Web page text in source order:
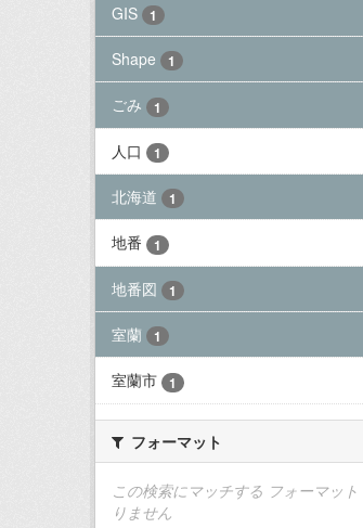
GIS
1
Shape 1
ごみ 1
人口 1
北海道 1
地番 1
地番図 1
室蘭 1
室蘭市 1
フォーマット
この検索にマッチする フォーマット
りません